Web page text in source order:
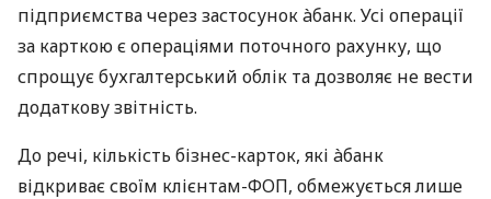
підприємства через застосунок àбанк. Усі операції
за карткою є операціями поточного рахунку, що
спрощує бухгалтерський облік та дозволяє не вести
додаткову звітність.
До речі, кількість бізнес-карток, які àбанк
відкриває своїм клієнтам-ФОП, обмежується лише